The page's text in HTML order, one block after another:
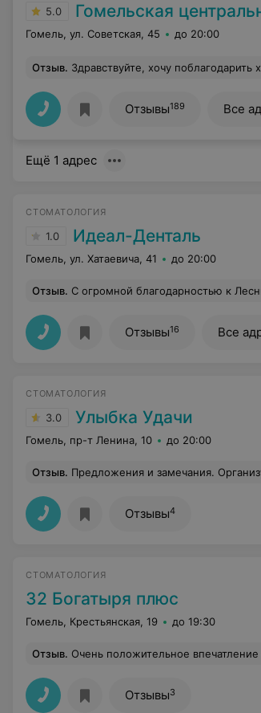
5.0 Гомельская центральная
Гомель, ул. Советская, 45 до 20:00
Отзыв. Здравствуйте, хочу поблагодарить хирурга, была с острой
Отзывы189 Все
Ещё 1 адрес
СТОМАТОЛОГИЯ
1.0 Идеал-Денталь
Гомель, ул. Хатаевича, 41 до 20:00
Отзыв. С огромной благодарностью к Лесниковой Татьяне Николаевне.
Отзывы16 Все
СТОМАТОЛОГИЯ
3.0 Улыбка Удачи
Гомель, пр-т Ленина, 10 до 20:00
Отзыв. Предложения и замечания. Организуйте как то иначе очередь в
Отзывы4
СТОМАТОЛОГИЯ
32 Богатыря плюс
Гомель, Крестьянская, 19 до 19:30
Отзыв. Очень положительное впечатление от этой стомотологии. Подход к каждому пациенту индивидуальный и качественный. Приятный коллектив и доброжелательный. Есть небольшой недостаток это что у них нет ринген кабинета
Отзывы3